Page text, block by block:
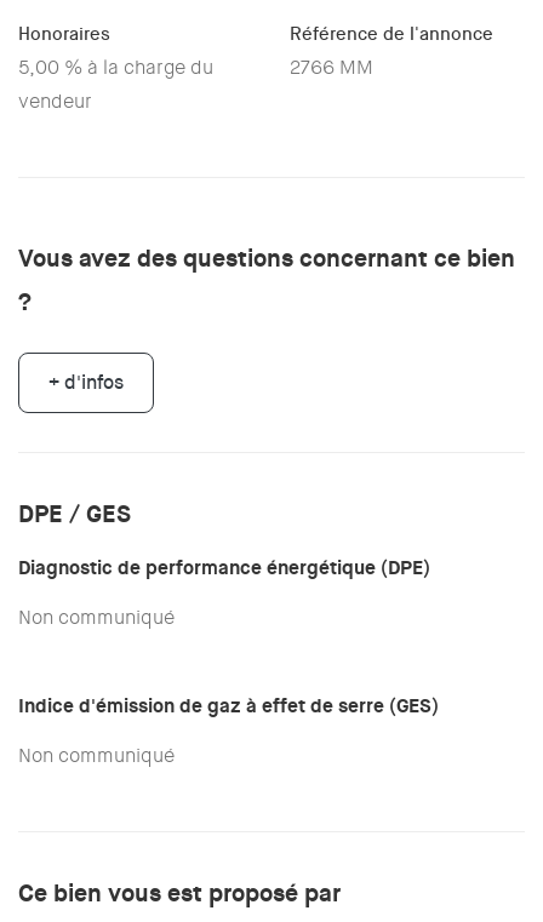
Honoraires
5,00 % à la charge du
vendeur
Référence de l'annonce
2766 MM
Vous avez des questions concernant ce bien
?
+ d'infos
DPE / GES
Diagnostic de performance énergétique (DPE)
Non communiqué
Indice d'émission de gaz à effet de serre (GES)
Non communiqué
Ce bien vous est proposé par